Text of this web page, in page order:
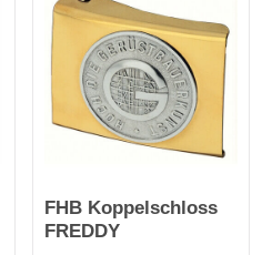
FHB Koppelschloss
FREDDY